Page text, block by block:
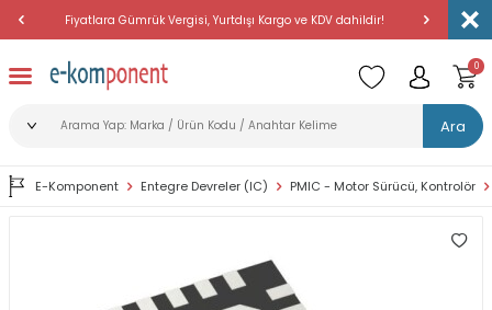
Fiyatlara Gümrük Vergisi, Yurtdışı Kargo ve KDV dahildir!
Ara
0
E-Komponent Entegre Devreler (IC) PMIC - Motor Sürücü, Kontrolör